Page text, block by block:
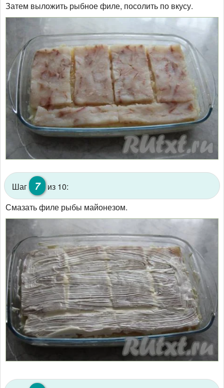
Затем выложить рыбное филе, посолить по вкусу.
Шаг 7
из 10:
Смазать филе рыбы майонезом.